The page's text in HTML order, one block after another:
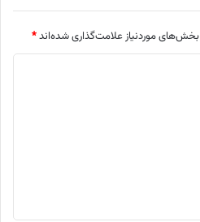
بخش‌های موردنیاز علامت‌گذاری شده‌اند*